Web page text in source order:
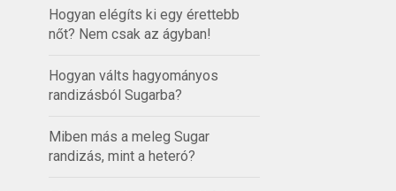
Hogyan elégíts ki egy érettebb
nőt? Nem csak az ágyban!
Hogyan válts hagyományos
randizásból Sugarba?
Miben más a meleg Sugar
randizás, mint a heteró?